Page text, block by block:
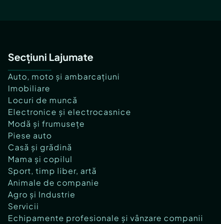
Secțiuni Lajumate
Auto, moto și ambarcațiuni
Imobiliare
Locuri de muncă
Electronice și electrocasnice
Modă și frumusețe
Piese auto
Casă și grădină
Mama și copilul
Sport, timp liber, artă
Animale de companie
Agro și Industrie
Servicii
Echipamente profesionale și vânzare companii